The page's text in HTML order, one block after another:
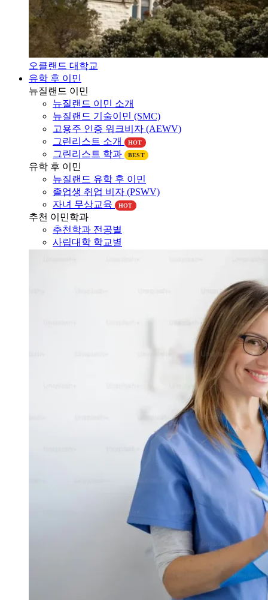
오클랜드 대학교
유학 후 이민
뉴질랜드 이민
뉴질랜드 이민 소개
뉴질랜드 기술이민 (SMC)
고용주 인증 워크비자 (AEWV)
그린리스트 소개
HOT
그린리스트 학과 BEST
유학 후 이민
뉴질랜드 유학 후 이민
졸업생 취업 비자 (PSWV)
자녀 무상교육
HOT
추천 이민학과
추천학과 전공별
사립대학 학교별